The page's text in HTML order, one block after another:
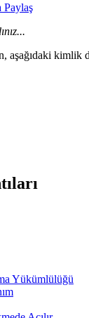
Paylaş
aşağıdaki kimlik
Yükümlülüğü